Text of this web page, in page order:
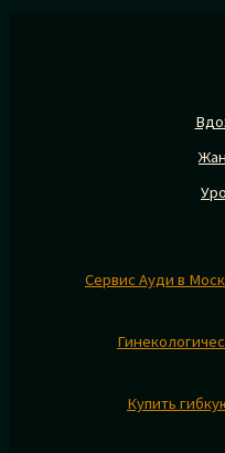
Сервис Ауди в
Купить